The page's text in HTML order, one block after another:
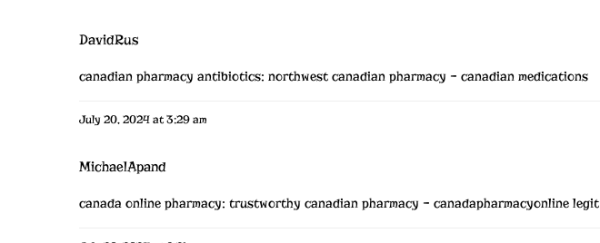
DavidRus
canadian pharmacy antibiotics: northwest canadian pharmacy – canadian medications
July 20, 2024 at 3:29 am
MichaelApand
canada online pharmacy: trustworthy canadian pharmacy – canadapharmacyonline legit